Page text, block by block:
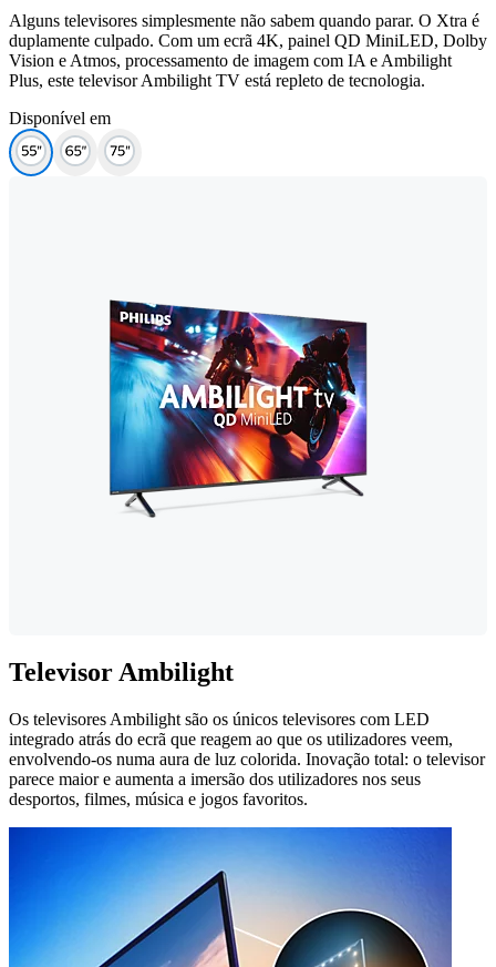
Alguns televisores simplesmente não sabem quando parar. O Xtra é
duplamente culpado. Com um ecrã 4K, painel QD MiniLED, Dolby
Vision e Atmos, processamento de imagem com IA e Ambilight
Plus, este televisor Ambilight TV está repleto de tecnologia.
Disponível em
Televisor Ambilight
Os televisores Ambilight são os únicos televisores com LED
integrado atrás do ecrã que reagem ao que os utilizadores veem,
envolvendo-os numa aura de luz colorida. Inovação total: o televisor
parece maior e aumenta a imersão dos utilizadores nos seus
desportos, filmes, música e jogos favoritos.